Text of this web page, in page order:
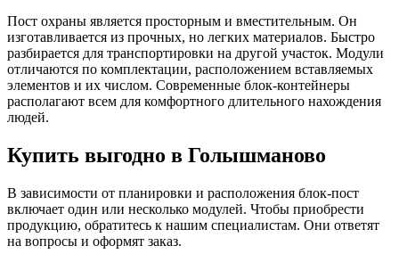
Пост охраны является просторным и вместительным. Он
изготавливается из прочных, но легких материалов. Быстро
разбирается для транспортировки на другой участок. Модули
отличаются по комплектации, расположением вставляемых
элементов и их числом. Современные блок-контейнеры
располагают всем для комфортного длительного нахождения
людей.
Купить выгодно в Голышманово
В зависимости от планировки и расположения блок-пост
включает один или несколько модулей. Чтобы приобрести
продукцию, обратитесь к нашим специалистам. Они ответят
на вопросы и оформят заказ.